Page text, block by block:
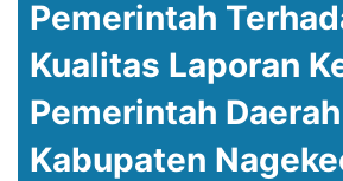
Pemerintah
Kualitas Laporan
Pemerintah Daerah
Kabupaten